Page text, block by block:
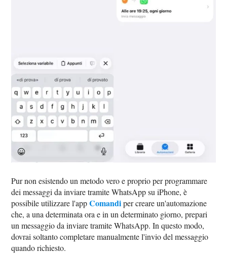
Pur non esistendo un metodo vero e proprio per programmare
dei messaggi da inviare tramite WhatsApp su iPhone, è
possibile utilizzare l'appComandiper creare un'automazione
che, a una determinata ora e in un determinato giorno, prepari
un messaggio da inviare tramite WhatsApp. In questo modo,
dovrai soltanto completare manualmente l'invio del messaggio
quando richiesto.